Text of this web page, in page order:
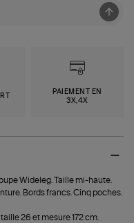
PAIEMENT EN
3X,4X
Wideleg. Taille mi-haute.
Bords francs. Cinq poches.
26 et mesure 172 cm.